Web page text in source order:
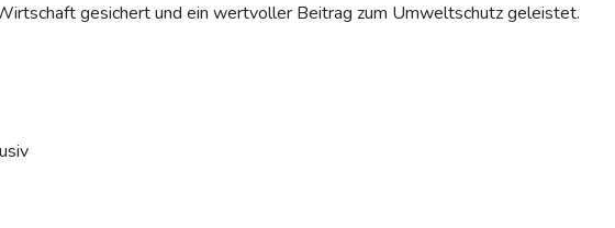
gesichert und ein wertvoller Beitrag zum Umweltschutz geleistet.